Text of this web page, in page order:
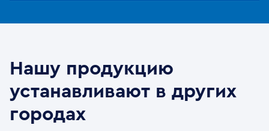
Нашу продукцию
устанавливают в других
городах